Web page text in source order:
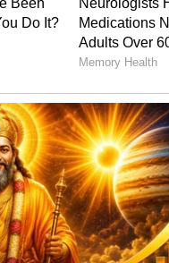
படங்கள் முதல்
கோடி
தான் உள்ளது.
கிடைத்து